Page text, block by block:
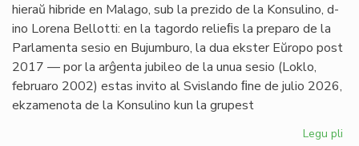
hieraŭ hibride en Malago, sub la prezido de la Konsulino, d-
ino Lorena Bellotti: en la tagordo relieﬁs la preparo de la
Parlamenta sesio en Bujumburo, la dua ekster Eŭropo post
2017 — por la arĝenta jubileo de la unua sesio (Loklo,
februaro 2002) estas invito al Svislando ﬁne de julio 2026,
ekzamenota de la Konsulino kun la grupest
Legu pli